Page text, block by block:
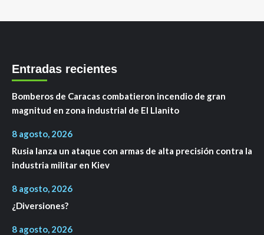
Entradas recientes
Bomberos de Caracas combatieron incendio de gran
magnitud en zona industrial de El Llanito
8 agosto, 2026
Rusia lanza un ataque con armas de alta precisión contra la
industria militar en Kiev
8 agosto, 2026
¿Diversiones?
8 agosto, 2026